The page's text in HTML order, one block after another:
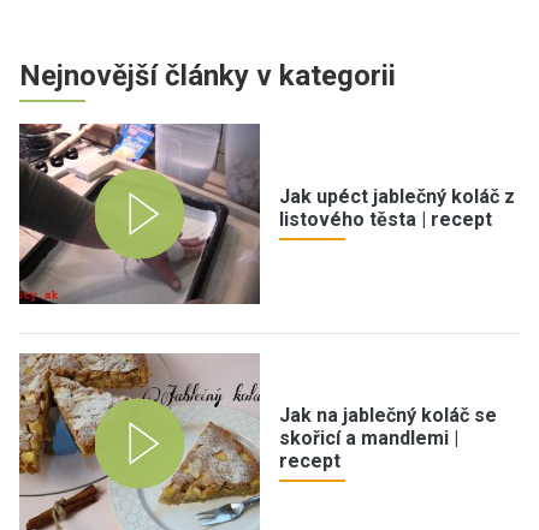
Nejnovější články v kategorii
Jak upéct jablečný koláč z
listového těsta | recept
Jak na jablečný koláč se
skořicí a mandlemi |
recept